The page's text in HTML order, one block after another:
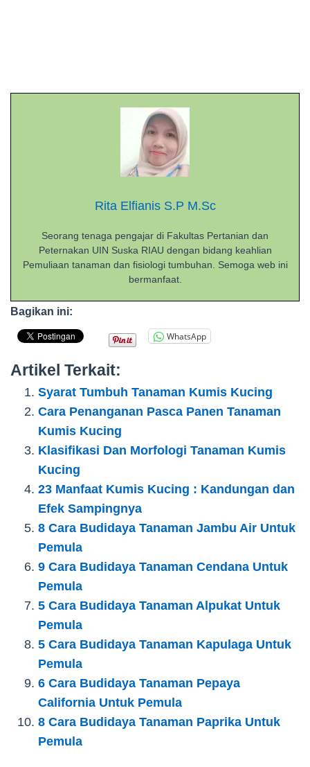
Rita Elfianis S.P M.Sc
Seorang tenaga pengajar di Fakultas Pertanian dan
Peternakan UIN Suska RIAU dengan bidang keahlian
Pemuliaan tanaman dan fisiologi tumbuhan. Semoga web ini
bermanfaat.
Bagikan ini:
WhatsApp
Artikel Terkait:
Syarat Tumbuh Tanaman Kumis Kucing
Cara Penanganan Pasca Panen Tanaman
Kumis Kucing
Klasifikasi Dan Morfologi Tanaman Kumis
Kucing
23 Manfaat Kumis Kucing : Kandungan dan
Efek Sampingnya
8 Cara Budidaya Tanaman Jambu Air Untuk
Pemula
9 Cara Budidaya Tanaman Cendana Untuk
Pemula
5 Cara Budidaya Tanaman Alpukat Untuk
Pemula
5 Cara Budidaya Tanaman Kapulaga Untuk
Pemula
6 Cara Budidaya Tanaman Pepaya
California Untuk Pemula
8 Cara Budidaya Tanaman Paprika Untuk
Pemula